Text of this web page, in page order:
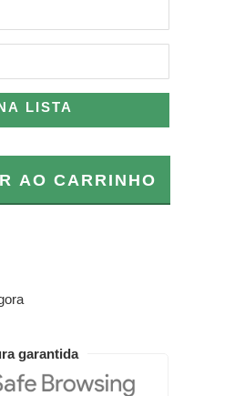
LISTA
AO CARRINHO
garantida